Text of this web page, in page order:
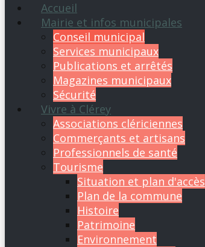
Accueil
Mairie et infos municipales
Conseil municipal
Services municipaux
Publications et arrêtés
Magazines municipaux
Sécurité
Vivre à Clérey
Associations clériciennes
Commerçants et artisans
Professionnels de santé
Tourisme
Situation et plan d'accès
Plan de la commune
Histoire
Patrimoine
Environnement